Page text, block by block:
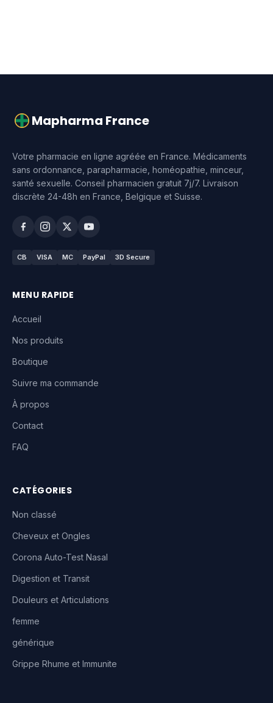
Mapharma France
Votre pharmacie en ligne agréée en France. Médicaments
sans ordonnance, parapharmacie, homéopathie, minceur,
santé sexuelle. Conseil pharmacien gratuit 7j/7. Livraison
discrète 24-48h en France, Belgique et Suisse.
CB VISA MC PayPal 3D Secure
MENU RAPIDE
Accueil
Nos produits
Boutique
Suivre ma commande
À propos
Contact
FAQ
CATÉGORIES
Non classé
Cheveux et Ongles
Corona Auto-Test Nasal
Digestion et Transit
Douleurs et Articulations
femme
générique
Grippe Rhume et Immunite